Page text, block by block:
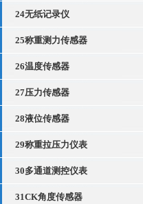
24无纸记录仪
25称重测力传感器
26温度传感器
27压力传感器
28液位传感器
29称重拉压力仪表
30多通道测控仪表
31CK角度传感器